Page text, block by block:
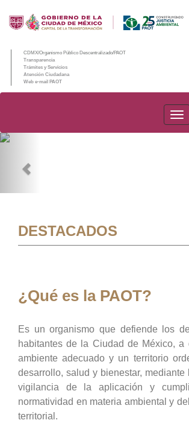
CDMX/Organismo Público Descentralizado/PAOT
Transparencia
Trámites y Servicios
Atención Ciudadana
Web e-mail PAOT
DESTACADOS
¿Qué es la PAOT?
Es un organismo que defiende los
habitantes de la Ciudad de México, a
ambiente adecuado y un territorio
desarrollo, salud y bienestar, mediante
vigilancia de la aplicación y
normatividad en materia ambiental y
territorial.